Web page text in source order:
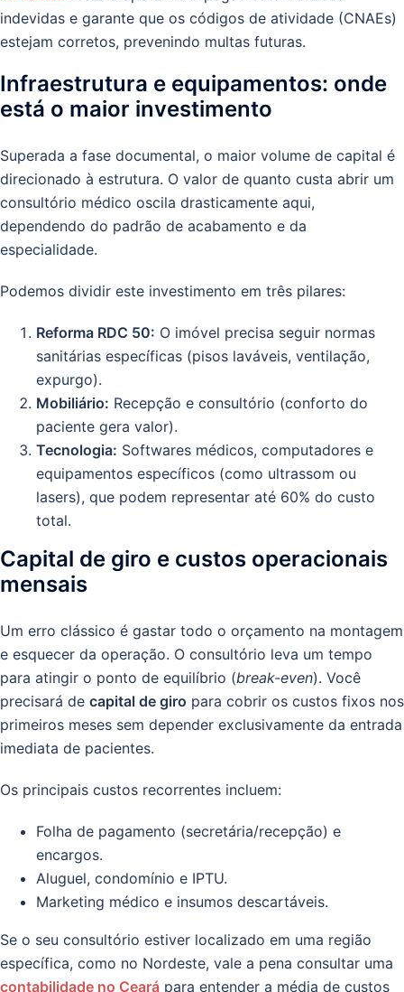
indevidas e garante que os códigos de atividade (CNAEs)
estejam corretos, prevenindo multas futuras.
Infraestrutura e equipamentos: onde
está o maior investimento
Superada a fase documental, o maior volume de capital é
direcionado à estrutura. O valor de quanto custa abrir um
consultório médico oscila drasticamente aqui,
dependendo do padrão de acabamento e da
especialidade.
Podemos dividir este investimento em três pilares:
Reforma RDC 50: O imóvel precisa seguir normas
sanitárias específicas (pisos laváveis, ventilação,
expurgo).
Mobiliário: Recepção e consultório (conforto do
paciente gera valor).
Tecnologia: Softwares médicos, computadores e
equipamentos específicos (como ultrassom ou
lasers), que podem representar até 60% do custo
total.
Capital de giro e custos operacionais
mensais
Um erro clássico é gastar todo o orçamento na montagem
e esquecer da operação. O consultório leva um tempo
para atingir o ponto de equilíbrio (break-even). Você
precisará de capital de giro para cobrir os custos fixos nos
primeiros meses sem depender exclusivamente da entrada
imediata de pacientes.
Os principais custos recorrentes incluem:
Folha de pagamento (secretária/recepção) e
encargos.
Aluguel, condomínio e IPTU.
Marketing médico e insumos descartáveis.
Se o seu consultório estiver localizado em uma região
específica, como no Nordeste, vale a pena consultar uma
contabilidade no Ceará para entender a média de custos